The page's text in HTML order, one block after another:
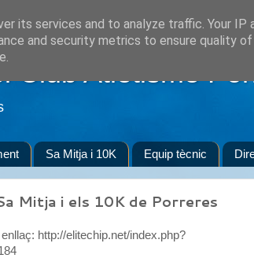
Club Atletisme
Sa Mitja i 10K Equip tècnic
Mitja i els 10K de Porreres
http://elitechip.net/index.php?
its services and to analyze traffic. Your IP
and security metrics to ensure quality